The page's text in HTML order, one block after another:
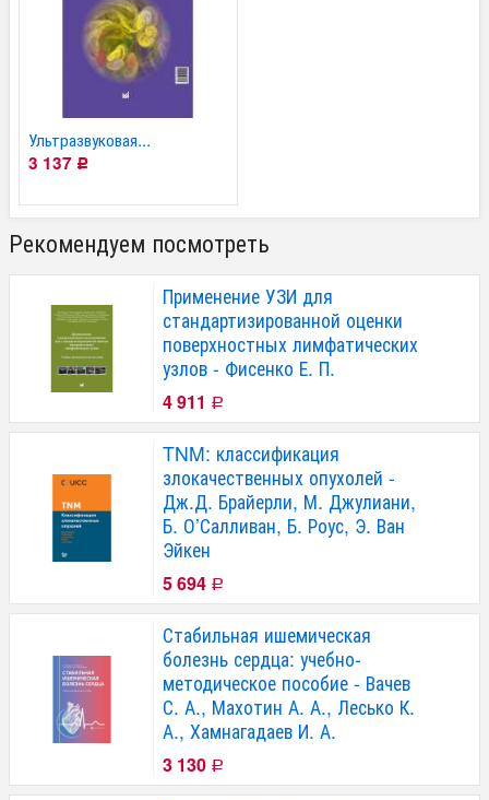
Ультразвуковая...
3 137 Р
Рекомендуем посмотреть
Применение УЗИ для
стандартизированной оценки
поверхностных лимфатических
узлов - Фисенко Е. П.
4 911 Р
TNM: классификация
злокачественных опухолей -
Дж.Д. Брайерли, М. Джулиани,
Б. О’Салливан, Б. Роус, Э. Ван
Эйкен
5 694 Р
Стабильная ишемическая
болезнь сердца: учебно-
методическое пособие - Вачев
С. А., Махотин А. А., Лесько К.
А., Хамнагадаев И. А.
3 130 Р